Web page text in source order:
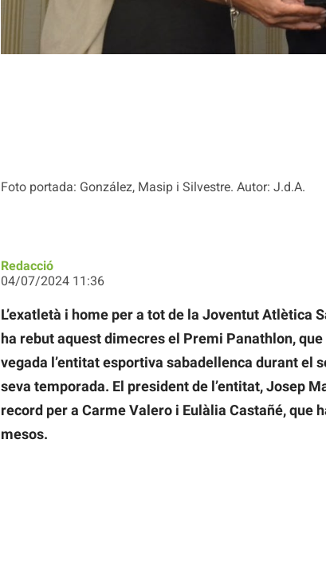
Foto portada: González, Masip i Silvestre. Autor: J.d.A.
Redacció
04/07/2024 11:36
L’exatletà i home per a tot de la Joventut Atlètica
ha rebut aquest dimecres el Premi Panathlon, que
vegada l’entitat esportiva sabadellenca durant el
seva temporada. El president de l’entitat, Josep
record per a Carme Valero i Eulàlia Castañé, que
mesos.